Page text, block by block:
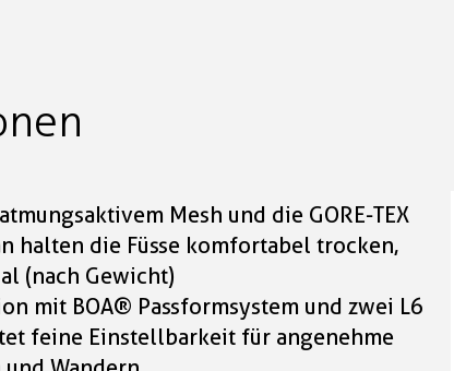
Mesh und die GORE-TEX
halten die Füsse komfortabel trocken,
(nach Gewicht)
mit BOA® Passformsystem und zwei L6
feine Einstellbarkeit für angenehme